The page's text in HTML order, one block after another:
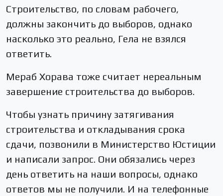
Строительство, по словам рабочего,
должны закончить до выборов, однако
насколько это реально, Гела не взялся
ответить.
Мераб Хорава тоже считает нереальным
завершение строительства до выборов.
Чтобы узнать причину затягивания
строительства и откладывания срока
сдачи, позвонили в Министерство Юстиции
и написали запрос. Они обязались через
день ответить на наши вопросы, однако
ответов мы не получили. И на телефонные